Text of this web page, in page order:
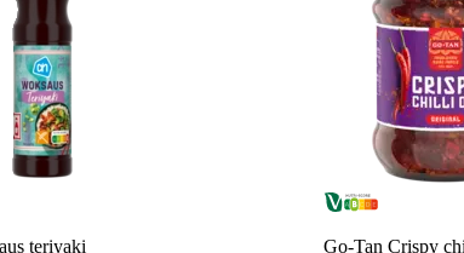
teriyaki
Go-Tan Crispy